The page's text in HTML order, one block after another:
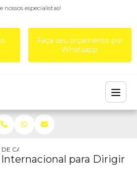
especialistas!
Faça seu orçamento por
Whatsapp
CARTEIRA INTERNACIONAL PARA
para Dirigir